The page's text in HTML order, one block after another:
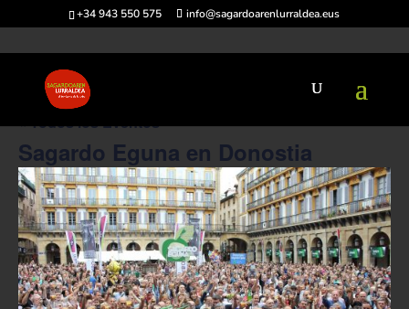
+34 943 550 575 info@sagardoarenlurraldea.eus
« Todos los Eventos
Sagardo Eguna en Donostia